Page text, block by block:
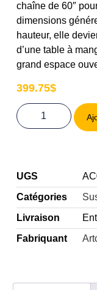
chaîne de 60″
dimensions
hauteur, elle
d’une table à
grand espace
399.75$
UGS
Catégories
Livraison
Fabriquant